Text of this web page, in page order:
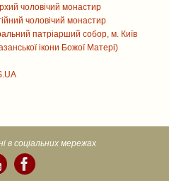
чоловічий монастир
чоловічий монастир
патріарший собор, м. Київ
ікони Божої Матері)
в соціальних мережах